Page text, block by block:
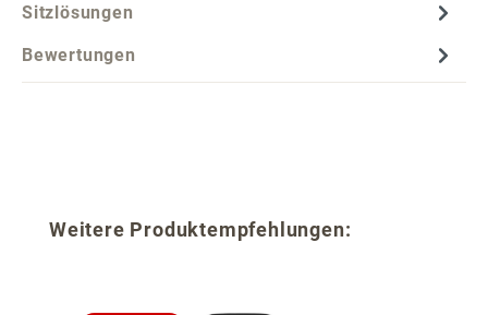
Sitzlösungen
Bewertungen
Produktgalerie überspringen
Weitere Produktempfehlungen: